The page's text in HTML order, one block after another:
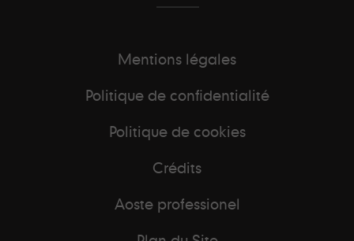
Mentions légales
Politique de confidentialité
Politique de cookies
Crédits
Aoste professionel